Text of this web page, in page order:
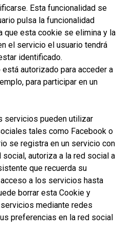
Esta funcionalidad se
pulsa la funcionalidad
que esta cookie se elimina y la
el servicio el usuario tendrá
identificado.
autorizado para acceder a
para participar en un
servicios pueden utilizar
tales como Facebook o
se registra en un servicio con
autoriza a la red social a
que recuerda su
a los servicios hasta
borrar esta Cookie y
mediante redes
preferencias en la red social